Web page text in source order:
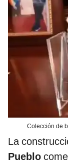
Colección de
La
Pueblo